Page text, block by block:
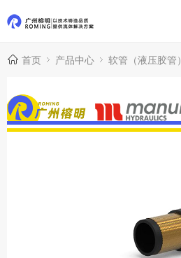
首页 产品中心 软管（液压胶管）